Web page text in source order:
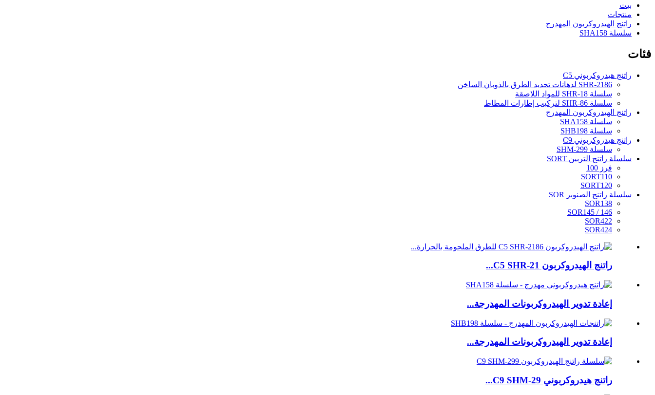
بيت
منتجات
راتنج الهيدروكربون المهدرج
سلسلة SHA158
فئات
راتنج هيدروكربوني C5
SHR-2186 لدهانات تحديد الطرق بالذوبان الساخن
سلسلة SHR-18 للمواد اللاصقة
سلسلة SHR-86 لتركيب إطارات المطاط
راتنج الهيدروكربون المهدرج
سلسلة SHA158
سلسلة SHB198
راتنج هيدروكربوني C9
سلسلة SHM-299
سلسلة راتنج التربين SORT
فرز 100
SORT110
SORT120
سلسلة راتنج الصنوبر SOR
SOR138
SOR145 / 146
SOR422
SOR424
راتنج الهيدروكربون C5 SHR-21...
إعادة تدوير الهيدروكربونات المهدرجة...
إعادة تدوير الهيدروكربونات المهدرجة...
راتنج هيدروكربوني C9 SHM-29...